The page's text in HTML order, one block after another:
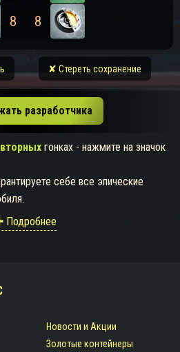
8 8
✘ Стереть сохранение
разработчика
гонках - нажмите на значок
себе все эпические
Подробнее
Новости и Акции
Золотые контейнеры